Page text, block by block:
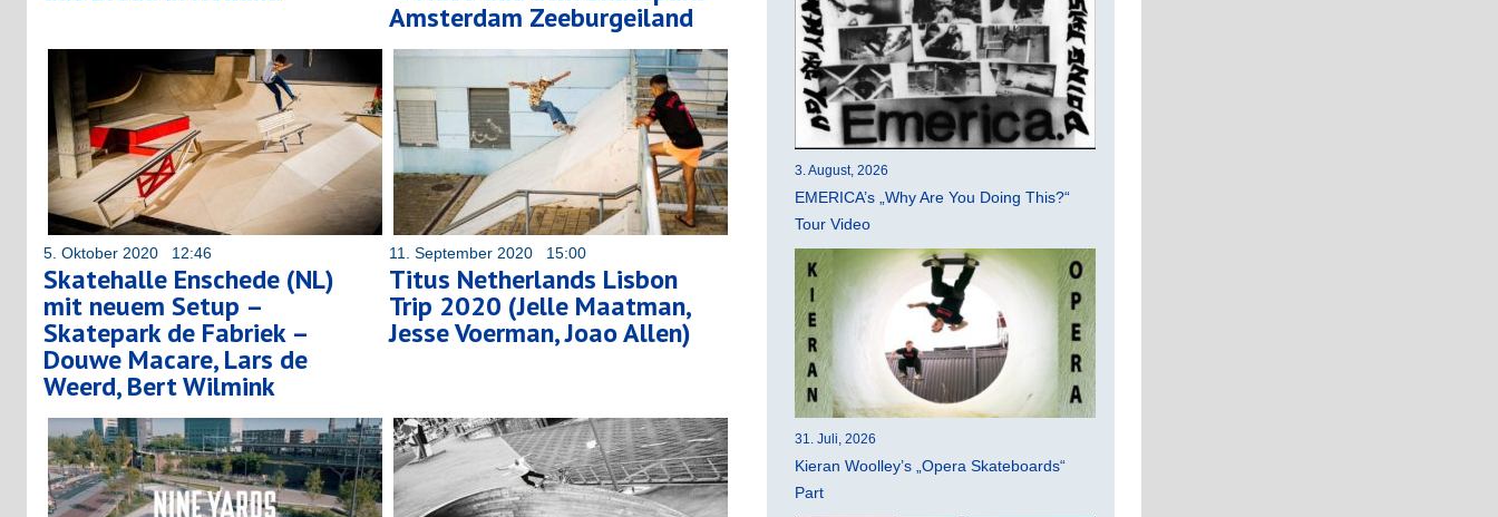
Amsterdam Zeeburgeiland
5. Oktober 2020 12:46
Skatehalle Enschede (NL)
mit neuem Setup –
Skatepark de Fabriek –
Douwe Macare, Lars de
Weerd, Bert Wilmink
11. September 2020 15:00
Titus Netherlands Lisbon
Trip 2020 (Jelle Maatman,
Jesse Voerman, Joao Allen)
3. August, 2026
EMERICA’s „Why Are You Doing This?“
Tour Video
31. Juli, 2026
Kieran Woolley’s „Opera Skateboards“
Part